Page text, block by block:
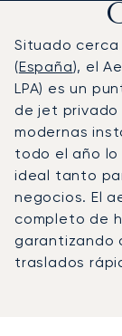
Situado cerca
(España), el
LPA) es un
de jet privado
modernas
todo el año
ideal tanto
negocios. El
completo de
garantizando
traslados